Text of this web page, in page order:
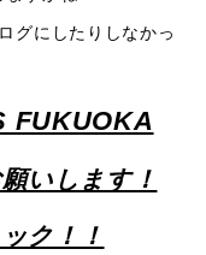
グにしたりしなかっ
FUKUOKA
いします！
ク！！